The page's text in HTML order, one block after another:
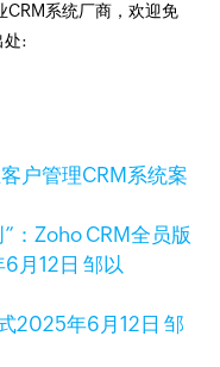
CRM系统厂商，欢迎免
处:
户管理CRM系统案
：Zoho CRM全员版
月12日 邹以
2025年6月12日 邹